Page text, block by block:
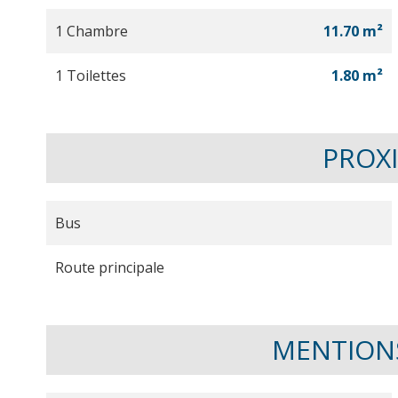
1 Chambre 11.70 m²
1 Toilettes 1.80 m²
Bus
Route principale